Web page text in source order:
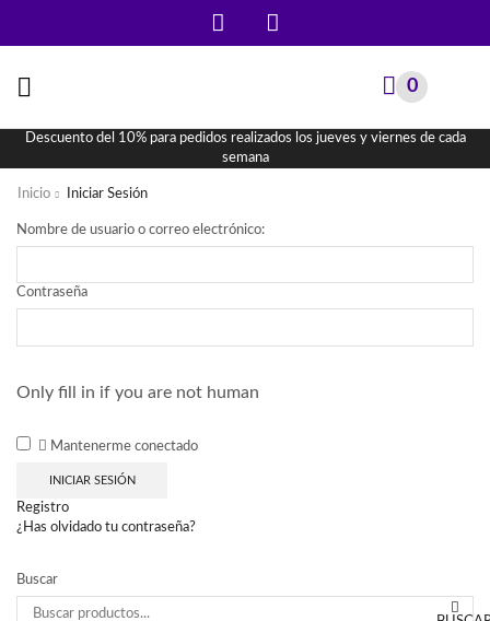
0
Descuento del 10% para pedidos realizados los jueves y viernes de cada
semana
Inicio Iniciar Sesión
Nombre de usuario o correo electrónico:
Contraseña
Only fill in if you are not human
Mantenerme conectado
Registro
¿Has olvidado tu contraseña?
Buscar